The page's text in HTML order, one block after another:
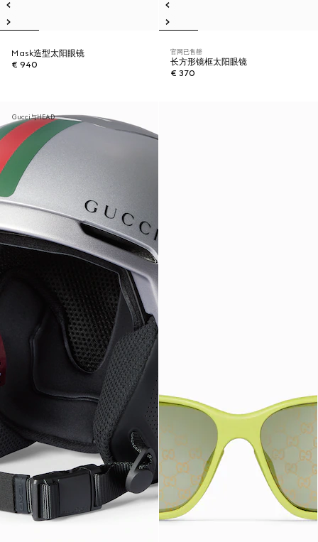
Mask造型太阳眼镜
€ 940
官网已售罄
长方形镜框太阳眼镜
€ 370
Gucci与HEAD